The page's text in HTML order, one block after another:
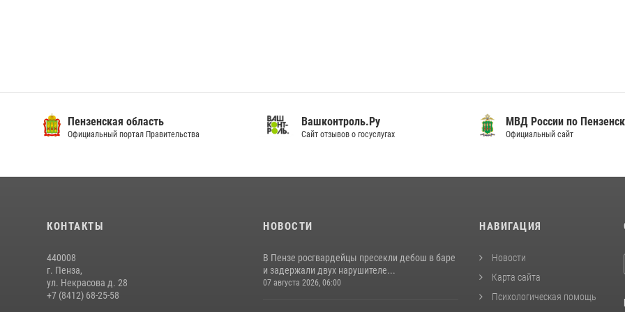
Пензенская область
Официальный портал Правительства
Вашконтроль.Ру
Сайт отзывов о госуслугах
МВД России по
Официальный сайт
КОНТАКТЫ
440008
г. Пенза,
ул. Некрасова д. 28
+7 (8412) 68-25-58
НОВОСТИ
В Пензе росгвардейцы пресекли дебош в баре
и задержали двух нарушителе...
07 августа 2026, 06:00
НАВИГАЦИЯ
Новости
Карта сайта
Психологическая помощь